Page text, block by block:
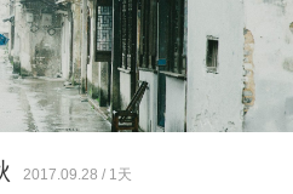
2017.09.28 / 1天